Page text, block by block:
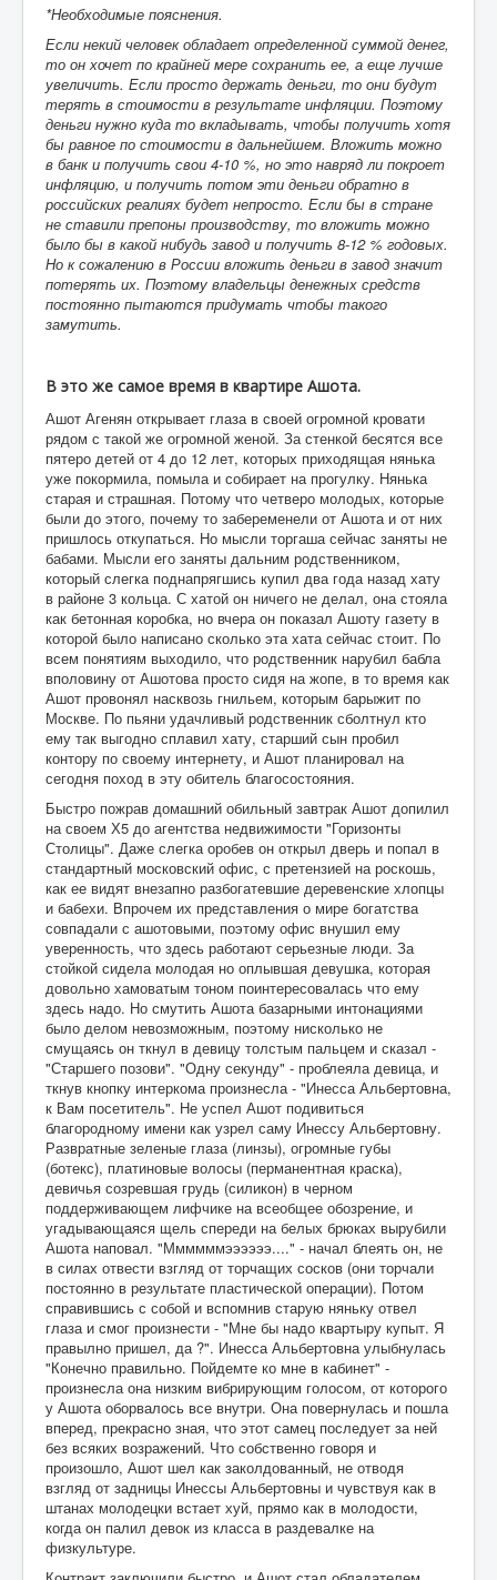
*Необходимые пояснения.
Если некий человек обладает определенной суммой денег,
то он хочет по крайней мере сохранить ее, а еще лучше
увеличить. Если просто держать деньги, то они будут
терять в стоимости в результате инфляции. Поэтому
деньги нужно куда то вкладывать, чтобы получить хотя
бы равное по стоимости в дальнейшем. Вложить можно
в банк и получить свои 4-10 %, но это навряд ли покроет
инфляцию, и получить потом эти деньги обратно в
российских реалиях будет непросто. Если бы в стране
не ставили препоны производству, то вложить можно
было бы в какой нибудь завод и получить 8-12 % годовых.
Но к сожалению в России вложить деньги в завод значит
потерять их. Поэтому владельцы денежных средств
постоянно пытаются придумать чтобы такого
замутить.
В это же самое время в квартире Ашота.
Ашот Агенян открывает глаза в своей огромной кровати
рядом с такой же огромной женой. За стенкой бесятся все
пятеро детей от 4 до 12 лет, которых приходящая нянька
уже покормила, помыла и собирает на прогулку. Нянька
старая и страшная. Потому что четверо молодых, которые
были до этого, почему то забеременели от Ашота и от них
пришлось откупаться. Но мысли торгаша сейчас заняты не
бабами. Мысли его заняты дальним родственником,
который слегка поднапрягшись купил два года назад хату
в районе 3 кольца. С хатой он ничего не делал, она стояла
как бетонная коробка, но вчера он показал Ашоту газету в
которой было написано сколько эта хата сейчас стоит. По
всем понятиям выходило, что родственник нарубил бабла
вполовину от Ашотова просто сидя на жопе, в то время как
Ашот провонял насквозь гнильем, которым барыжит по
Москве. По пьяни удачливый родственник сболтнул кто
ему так выгодно сплавил хату, старший сын пробил
контору по своему интернету, и Ашот планировал на
сегодня поход в эту обитель благосостояния.
Быстро пожрав домашний обильный завтрак Ашот допилил
на своем Х5 до агентства недвижимости "Горизонты
Столицы". Даже слегка оробев он открыл дверь и попал в
стандартный московский офис, с претензией на роскошь,
как ее видят внезапно разбогатевшие деревенские хлопцы
и бабехи. Впрочем их представления о мире богатства
совпадали с ашотовыми, поэтому офис внушил ему
уверенность, что здесь работают серьезные люди. За
стойкой сидела молодая но оплывшая девушка, которая
довольно хамоватым тоном поинтересовалась что ему
здесь надо. Но смутить Ашота базарными интонациями
было делом невозможным, поэтому нисколько не
смущаясь он ткнул в девицу толстым пальцем и сказал -
"Старшего позови". "Одну секунду" - проблеяла девица, и
ткнув кнопку интеркома произнесла - "Инесса Альбертовна,
к Вам посетитель". Не успел Ашот подивиться
благородному имени как узрел саму Инессу Альбертовну.
Развратные зеленые глаза (линзы), огромные губы
(ботекс), платиновые волосы (перманентная краска),
девичья созревшая грудь (силикон) в черном
поддерживающем лифчике на всеобщее обозрение, и
угадывающаяся щель спереди на белых брюках вырубили
Ашота наповал. "Ммммммээээээ...." - начал блеять он, не
в силах отвести взгляд от торчащих сосков (они торчали
постоянно в результате пластической операции). Потом
справившись с собой и вспомнив старую няньку отвел
глаза и смог произнести - "Мне бы надо квартыру купыт. Я
правылно пришел, да ?". Инесса Альбертовна улыбнулась
"Конечно правильно. Пойдемте ко мне в кабинет" -
произнесла она низким вибрирующим голосом, от которого
у Ашота оборвалось все внутри. Она повернулась и пошла
вперед, прекрасно зная, что этот самец последует за ней
без всяких возражений. Что собственно говоря и
произошло, Ашот шел как заколдованный, не отводя
взгляд от задницы Инессы Альбертовны и чувствуя как в
штанах молодецки встает хуй, прямо как в молодости,
когда он палил девок из класса в раздевалке на
физкультуре.